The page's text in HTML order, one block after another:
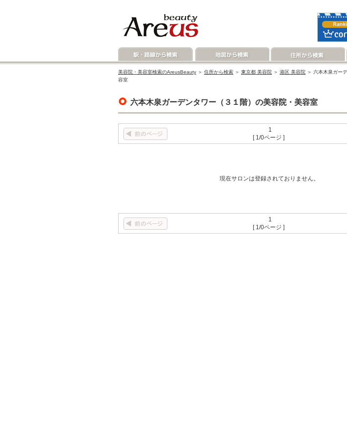
美容院・美容室検索のAreusBeauty ＞ 住所から検索 ＞ 東京都 美容院 ＞ 港区 美容院 ＞ 六本木泉ガー
容室
六本木泉ガーデンタワー（３１階）の美容院・美容室
1
[ 1/0ページ ]
現在サロンは登録されておりません。
1
[ 1/0ページ ]